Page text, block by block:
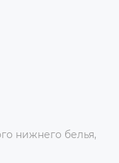
нижнего белья,